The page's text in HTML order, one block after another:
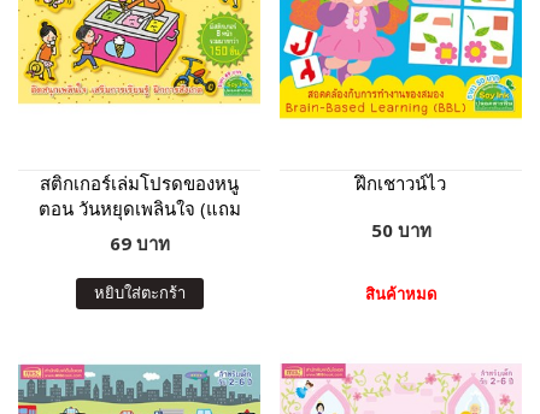
สติกเกอร์เล่มโปรดของหนู
ตอน วันหยุดเพลินใจ (แถม
ฟรี! สติกเกอร์กว่า 150 ชิ้น)
69 บาท
หยิบใส่ตะกร้า
ฝึกเชาวน์ไว
50 บาท
สินค้าหมด